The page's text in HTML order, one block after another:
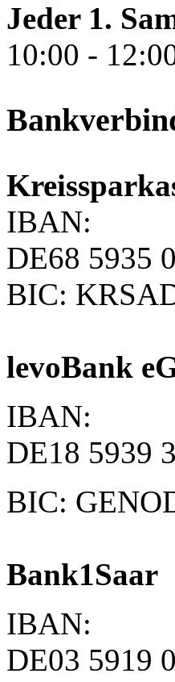
Jeder 1.
10:00 -
IBAN:
DE68 5935
BIC:
levoBank
IBAN:
DE18 5939
BIC:
Bank1Saar
IBAN:
DE03 5919